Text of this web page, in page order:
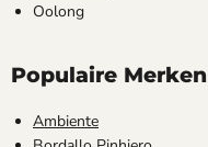
Oolong
Populaire Merken
Ambiente